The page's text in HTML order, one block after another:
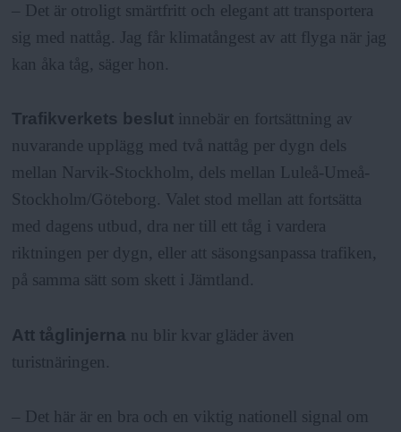
– Det är otroligt smärtfritt och elegant att transportera
sig med nattåg. Jag får klimatångest av att flyga när jag
kan åka tåg, säger hon.
Trafikverkets beslut innebär en fortsättning av
nuvarande upplägg med två nattåg per dygn dels
mellan Narvik-Stockholm, dels mellan Luleå-Umeå-
Stockholm/Göteborg. Valet stod mellan att fortsätta
med dagens utbud, dra ner till ett tåg i vardera
riktningen per dygn, eller att säsongsanpassa trafiken,
på samma sätt som skett i Jämtland.
Att tåglinjerna nu blir kvar gläder även
turistnäringen.
– Det här är en bra och en viktig nationell signal om